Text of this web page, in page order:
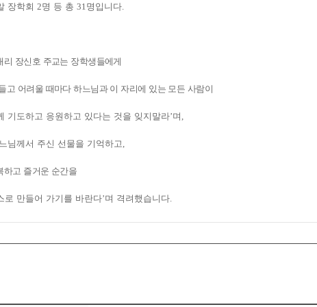
장학회 2명 등 총 31명입니다.
리 장신호 주교는 장학생들에게
고 어려울 때마다 하느님과 이 자리에 있는 모든 사람이
기도하고 응원하고 있다는 것을 잊지말라’며 ,
님께서 주신 선물을 기억하고,
하고 즐거운 순간을
로 만들어 가기를 바란다’며 격려했습니다.